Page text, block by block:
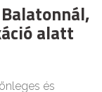
alatt
és